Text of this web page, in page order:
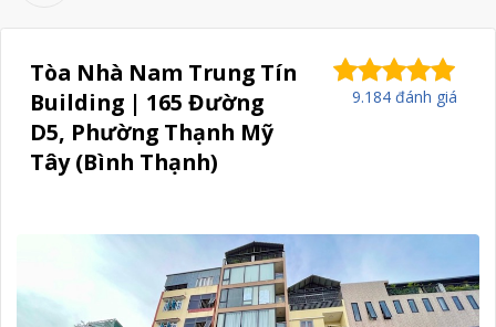
Tòa Nhà Nam Trung Tín
Building | 165 Đường
D5, Phường Thạnh Mỹ
Tây (Bình Thạnh)
9.184 đánh giá